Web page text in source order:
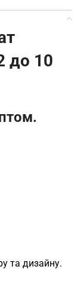
до 10
та дизайну.